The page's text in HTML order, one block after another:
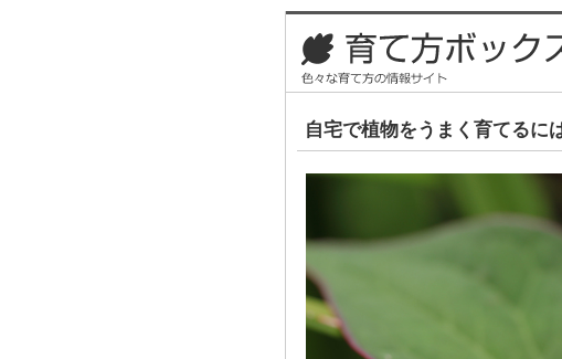
自宅で植物をうまく育てるに